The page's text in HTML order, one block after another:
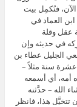
فنُكمِل بيت
العماد في
عقل وقلة
في حديثه وإن
الجليل عطاء بن
سنة مثلاً –
أمه، أي أسمعه
الله – حدَّثنه
هذا، فانظر